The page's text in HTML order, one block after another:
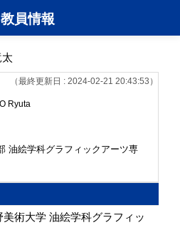
教員情報
（最終更新日 : 2024-02-21 20:43:53）
Ryuta
油絵学科グラフィックアーツ専
美術大学 油絵学科グラフィッ